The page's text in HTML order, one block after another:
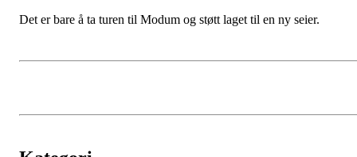
Det er bare å ta turen til Modum og støtt laget til en ny seier.